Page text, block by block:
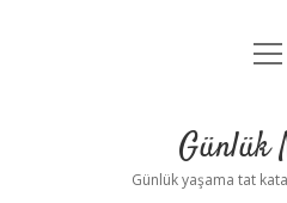
Yasal
Günlük
Günlük yaşama tat